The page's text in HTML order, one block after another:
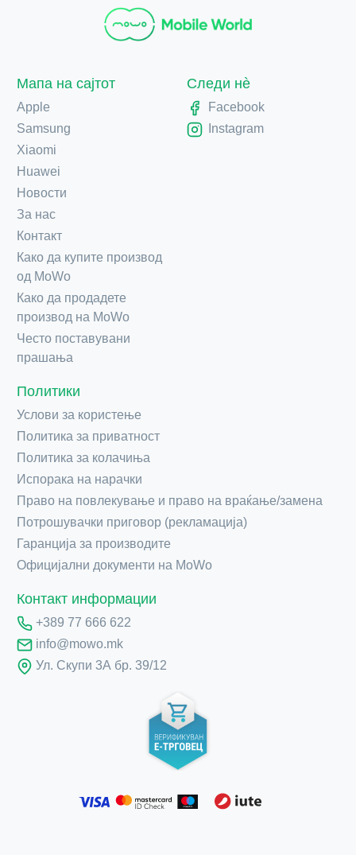
Мапа на сајтот
Apple
Samsung
Xiaomi
Huawei
Новости
За нас
Контакт
Како да купите производ
од MoWo
Како да продадете
производ на MoWo
Често поставувани
прашања
Политики
Услови за користење
Политика за приватност
Политика за колачиња
Испорака на нарачки
Право на повлекување и право на враќање/замена
Потрошувачки приговор (рекламација)
Гаранција за производите
Официјални документи на MoWo
Контакт информации
+389 77 666 622
info@mowo.mk
Ул. Скупи 3А бр. 39/12
Следи нè
Facebook
Instagram